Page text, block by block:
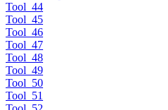
Tool_44
Tool_45
Tool_46
Tool_47
Tool_48
Tool_49
Tool_50
Tool_51